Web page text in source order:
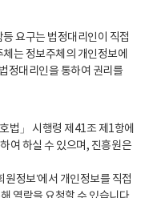
요구는 법정대리인이 직접
는 정보주체의 개인정보에
정대리인을 통하여 권리를
법」 시행령 제41조 제1항에
여 하실 수 있으며, 진흥원은
원정보’에서 개인정보를 직접